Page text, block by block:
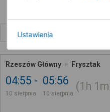
Rzeszów Główny Frysztak
04:55
10 sierpnia
05:56
10 sierpnia
1h
Ustawienia